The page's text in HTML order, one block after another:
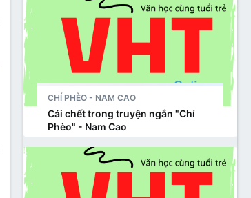
CHÍ PHÈO - NAM CAO
Cái chết trong truyện ngắn "Chí
Phèo" - Nam Cao